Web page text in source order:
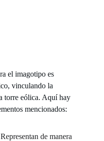
el imagotipo es
vinculando la
torre eólica. Aquí hay
mencionados:
de manera